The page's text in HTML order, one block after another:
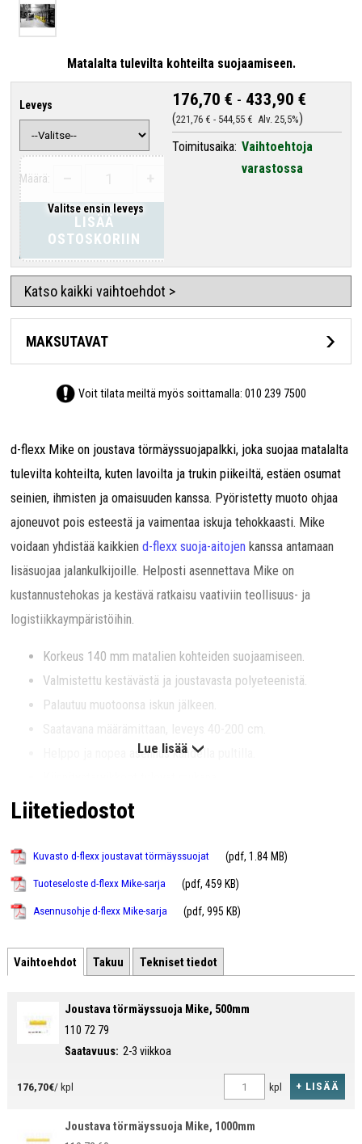
Matalalta tulevilta kohteilta suojaamiseen.
Leveys
Valitse ensin leveys
Määrä:
LISÄÄ
OSTOSKORIIN
176,70 € - 433,90 €
221,76 € - 544,55 € Alv. 25,5%
Toimitusaika: Vaihtoehtoja
varastossa
Katso kaikki vaihtoehdot >
MAKSUTAVAT
Voit tilata meiltä myös soittamalla:010 239 7500
d-flexx Mike on joustava törmäyssuojapalkki, joka suojaa matalalta
tulevilta kohteilta, kuten lavoilta ja trukin piikeiltä, estäen osumat
seinien, ihmisten ja omaisuuden kanssa. Pyöristetty muoto ohjaa
ajoneuvot pois esteestä ja vaimentaa iskuja tehokkaasti. Mike
voidaan yhdistää kaikkiend-flexx suoja-aitojen kanssa antamaan
lisäsuojaa jalankulkijoille. Helposti asennettava Mike on
kustannustehokas ja kestävä ratkaisu vaativiin teollisuus- ja
logistiikkaympäristöihin.
Korkeus 140 mm matalien kohteiden suojaamiseen.
Valmistettu kestävästä ja joustavasta polyeteenistä.
Palautuu muotoonsa iskun jälkeen.
Helppo ja nopea asennus kahdella pultilla.
Yhteensopiva muiden d-flexx -tuotteiden
Lue lisää
Liitetiedostot
Kuvasto d-flexx joustavat törmäyssuojat (pdf, 1.84 MB)
Tuoteseloste d-flexx Mike-sarja (pdf, 459 KB)
Asennusohje d-flexx Mike-sarja (pdf, 995 KB)
Vaihtoehdot Takuu Tekniset tiedot
Joustava törmäyssuoja Mike, 500mm
110 72 79
Saatavuus: 2-3 viikkoa
176,70€/ kpl kpl + LISÄÄ
Joustava törmäyssuoja Mike, 1000mm